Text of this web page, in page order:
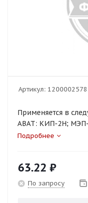
Артикул:
Применяется в
ABAT: КИП-2Н;
Подробнее
63.22 ₽
По запросу